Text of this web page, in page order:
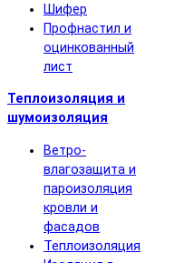
Шифер
Профнастил и
оцинкованный
лист
Теплоизоляция и
шумоизоляция
Ветро-
влагозащита и
пароизоляция
кровли и
фасадов
Теплоизоляция